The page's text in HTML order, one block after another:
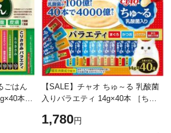
ごはん
本
【SALE】チャオ ちゅ～る 乳酸菌
入りバラエティ 14g×40本 ［ちゅ
1,780円